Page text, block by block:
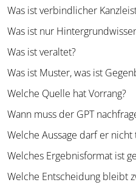
Was ist verbindlicher
Was ist nur
Was ist veraltet?
Was ist Muster, was ist
Welche Quelle hat Vorrang?
Wann muss der GPT
Welche Aussage darf er nicht
Welches Ergebnisformat ist
Welche Entscheidung bleibt